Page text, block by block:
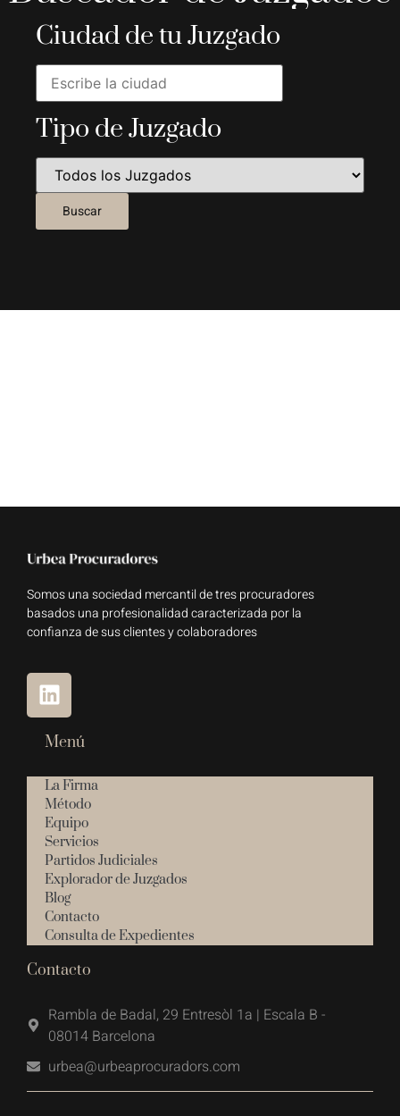
Ciudad de tu Juzgado
Tipo de Juzgado
Somos una sociedad mercantil de tres procuradores
basados una profesionalidad caracterizada por la
confianza de sus clientes y colaboradores
Menú
La Firma
Método
Equipo
Servicios
Partidos Judiciales
Explorador de Juzgados
Blog
Contacto
Consulta de Expedientes
Contacto
Rambla de Badal, 29 Entresòl 1a | Escala B -
08014 Barcelona
urbea@urbeaprocuradors.com